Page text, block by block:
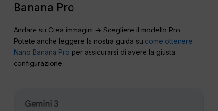
Banana Pro
Andare su Crea immagini → Scegliere il modello Pro.
Potete anche leggere la nostra guida su come ottenere
Nano Banana Pro per assicurarsi di avere la giusta
configurazione.